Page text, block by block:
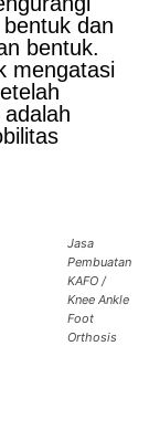
dan
bentuk.
mengatasi
Jasa
Pembuatan
KAFO /
Knee Ankle
Foot
Orthosis